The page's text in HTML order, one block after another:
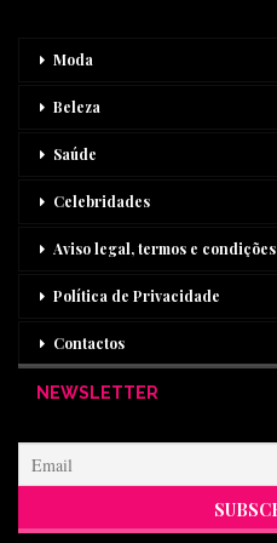
Moda
Beleza
Saúde
Celebridades
Aviso legal, termos e condições
Política de Privacidade
Contactos
NEWSLETTER